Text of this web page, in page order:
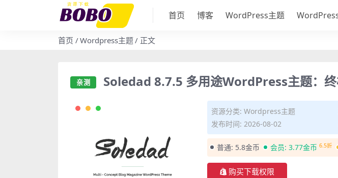
首页 博客 WordPress主题
首页 Wordpress主题 正文
亲测 Soledad 8.7.5 多用途WordPress主题：
资源分类: Wordpress主题
发布时间: 2026-08-02
普通: 5.8金币 会员: 3.77金币 6.5折
购买下载权限